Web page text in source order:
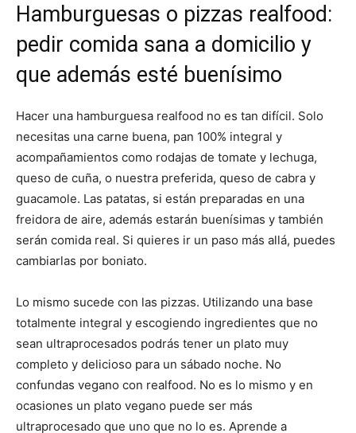
Hamburguesas o pizzas realfood:
pedir comida sana a domicilio y
que además esté buenísimo
Hacer una hamburguesa realfood no es tan difícil. Solo
necesitas una carne buena, pan 100% integral y
acompañamientos como rodajas de tomate y lechuga,
queso de cuña, o nuestra preferida, queso de cabra y
guacamole. Las patatas, si están preparadas en una
freidora de aire, además estarán buenísimas y también
serán comida real. Si quieres ir un paso más allá, puedes
cambiarlas por boniato.
Lo mismo sucede con las pizzas. Utilizando una base
totalmente integral y escogiendo ingredientes que no
sean ultraprocesados podrás tener un plato muy
completo y delicioso para un sábado noche. No
confundas vegano con realfood. No es lo mismo y en
ocasiones un plato vegano puede ser más
ultraprocesado que uno que no lo es. Aprende a